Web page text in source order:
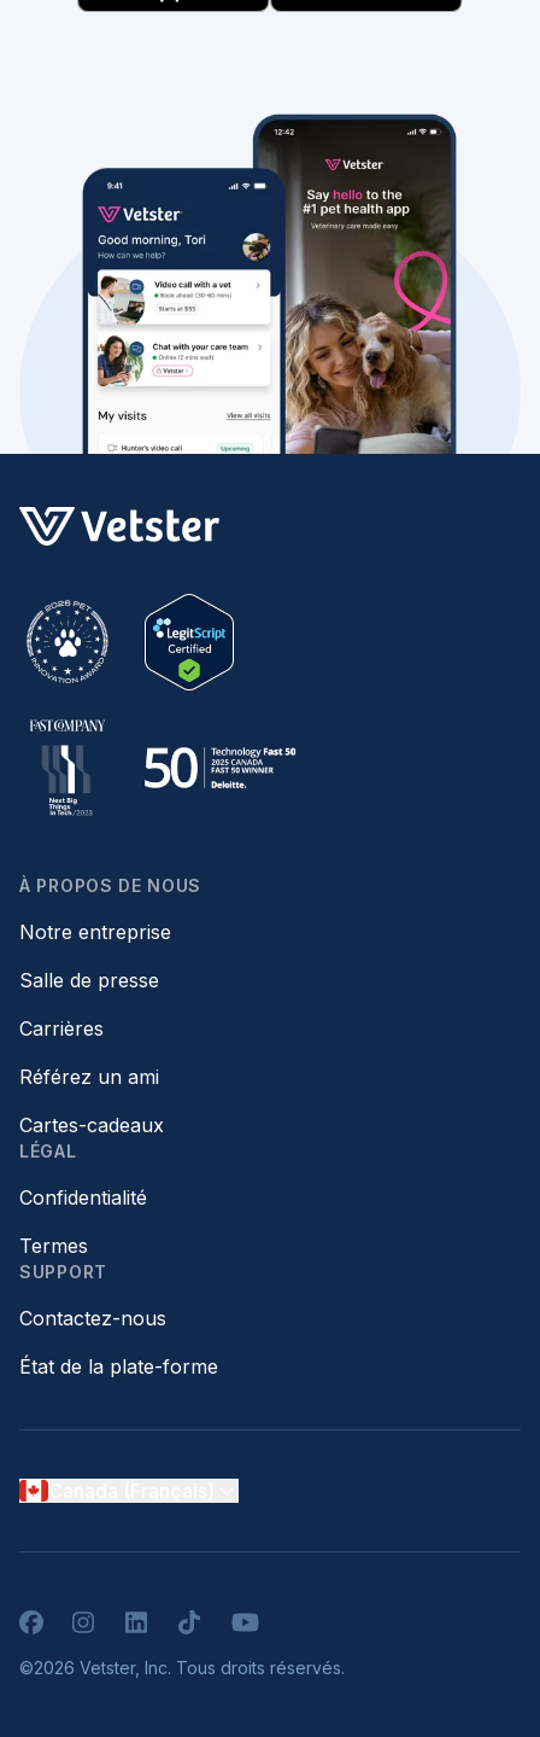
À PROPOS DE NOUS
Notre entreprise
Salle de presse
Carrières
Référez un ami
Cartes-cadeaux
LÉGAL
Confidentialité
Termes
SUPPORT
Contactez-nous
État de la plate-forme
FacebookInstagramLinkedInTikTokYouTube
©2026 Vetster, Inc. Tous droits réservés.